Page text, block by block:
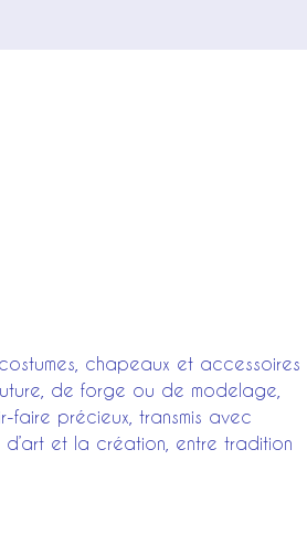
chapeaux et accessoires
de forge ou de modelage,
faire précieux, transmis avec
d’art et la création, entre tradition